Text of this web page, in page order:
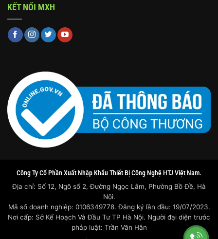
KẾT NỐI MXH
Công Ty Cổ Phần Xuất Nhập Khẩu Thiết Bị Công Nghệ HTJ Việt Nam.
Địa chỉ: Số 12, Ngõ số 2, Đường Ngọc Lâm, Phường Bồ Đề, Hà
Nội.
Mã số doanh nghiệp: 0106349778. Đăng ký lần đầu: 19/07/2023.
Nơi cấp: Sở Kế Hoạch Và Đầu Tư TP Hà Nội. Người đại diện trước
pháp luật: Trần Văn Hân